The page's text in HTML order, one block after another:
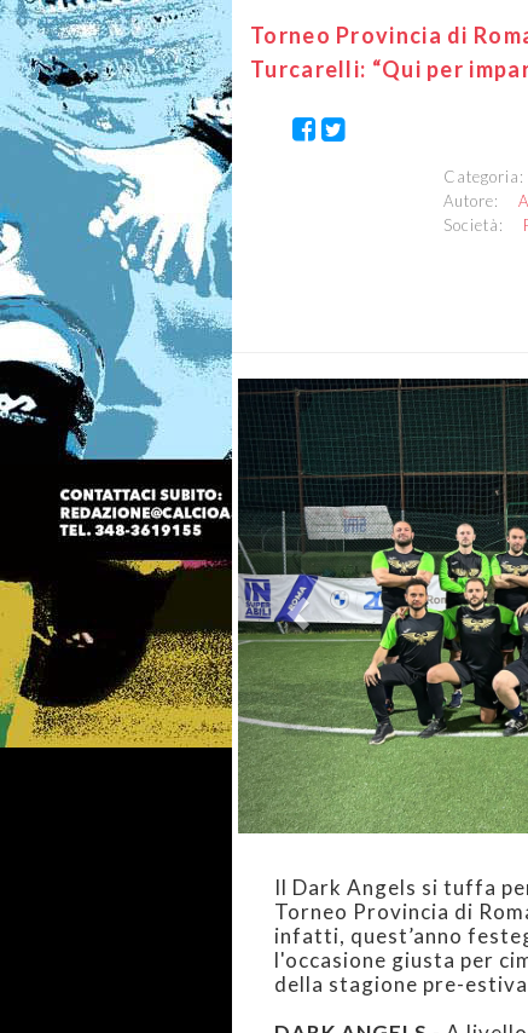
Torneo Provincia di
Turcarelli: “Qui per
Autore:
Società:
Previous
Il Dark Angels si tuffa
Torneo Provincia di
infatti, quest’anno
l'occasione giusta per
della stagione pre-
DARK ANGELS -A livello
Massimo Turcarelli
spiega - abbiamo vinto
116° trofeo della nostra
livello amatoriale,
di persone che
interessante realtà, nel
disciplina.
L’esperienza al Torneo
viene vissuta con
compagini che
tantissima voglia di
attrezzate e preparate
prestigiosi, per noi sarà
crescere”.